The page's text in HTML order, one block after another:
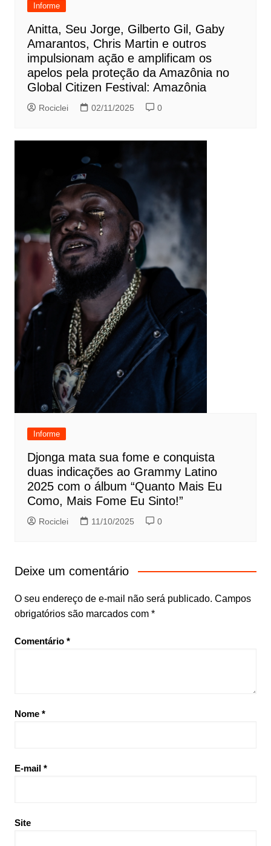
Informe
Anitta, Seu Jorge, Gilberto Gil, Gaby
Amarantos, Chris Martin e outros
impulsionam ação e amplificam os
apelos pela proteção da Amazônia no
Global Citizen Festival: Amazônia
Rociclei 02/11/2025 0
Informe
Djonga mata sua fome e conquista
duas indicações ao Grammy Latino
2025 com o álbum “Quanto Mais Eu
Como, Mais Fome Eu Sinto!”
Rociclei 11/10/2025 0
Deixe um comentário
O seu endereço de e-mail não será publicado. Campos
obrigatórios são marcados com *
Comentário *
Nome *
E-mail *
Site